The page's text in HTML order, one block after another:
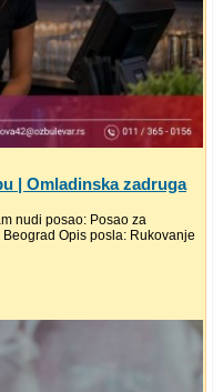
| Omladinska zadruga
nudi posao: Posao za
Opis posla: Rukovanje